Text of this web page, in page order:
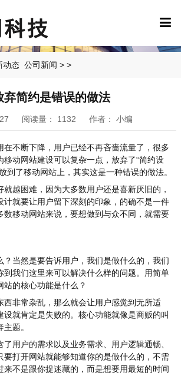
>
动态 >
公司新闻
弃简约是错误的做法
阅读量： 1132 作者： 小编
在不断下降，用户已经不再吝啬流量了，很多
移动网站建设可以复杂一点，放弃了“简约设
到了移动网站上，其实这是一种错误的做法。
就越困难，因为大多数用户还是喜新厌旧的，
计就要让用户留下深刻的印象，的确不是一件
数移动网站来说，要想做到与众不同，就需要
？当然是要告诉用户，我们是做什么的，我们
到我们这里来可以解决什么样的问题。用简单
站的核心功能是什么？
西非常杂乱，那么就会让用户感觉到无所适
设就肯定是失败的。核心功能就像是商贩的叫
题。
用户的需求以及业务需求、用户逻辑通畅、
要打开网站就能够知道你的是做什么的，不需
来不是跟你捉迷藏的，而是想要用最短的时间